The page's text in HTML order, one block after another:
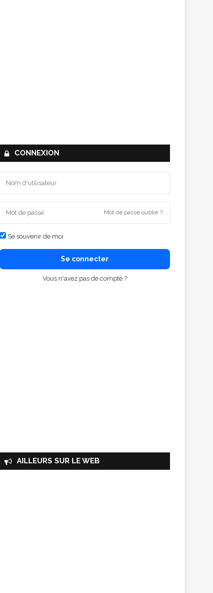
CONNEXION
Mot de passe oublié ?
Se souvenir de moi
Se connecter
Vous n'avez pas de compte ?
AILLEURS SUR LE WEB